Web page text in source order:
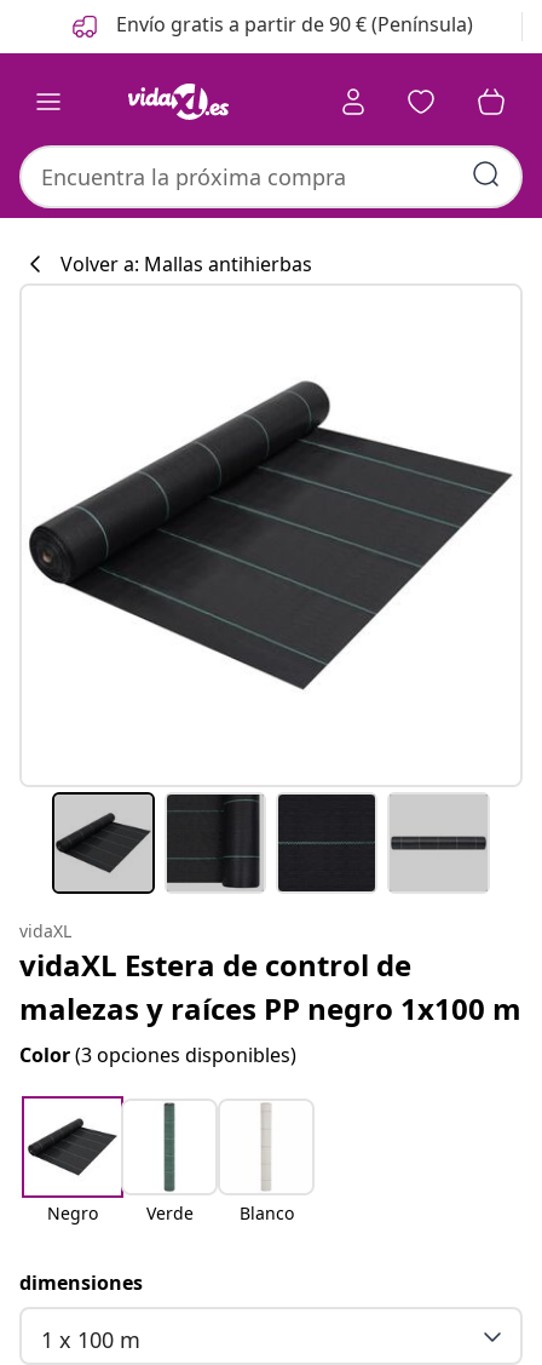
Anterior
Siguiente Envío gratis a partir de 90 € (Península)
#sharemevidaxl
Volver a: Mallas antihierbas
vidaXL
vidaXL Estera de control de
malezas y raíces PP negro 1x100 m
Color(3 opciones disponibles)
Negro Verde Blanco
dimensiones
1 x 100 m